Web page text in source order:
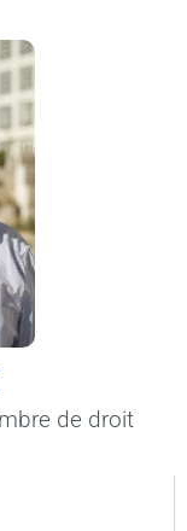
de droit